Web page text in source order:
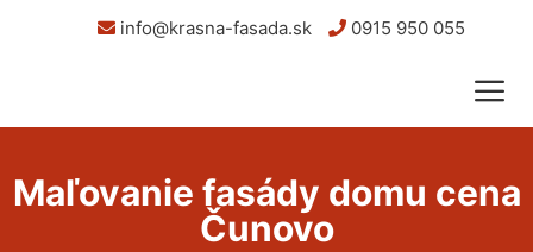
info@krasna-fasada.sk 0915 950 055
Maľovanie fasády domu cena
Čunovo